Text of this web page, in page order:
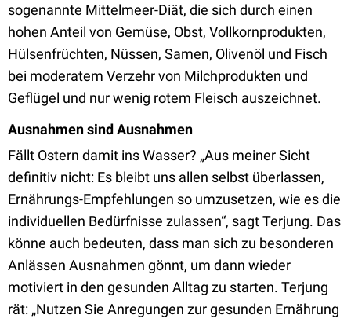
sogenannte Mittelmeer-Diät, die sich durch einen
hohen Anteil von Gemüse, Obst, Vollkornprodukten,
Hülsenfrüchten, Nüssen, Samen, Olivenöl und Fisch
bei moderatem Verzehr von Milchprodukten und
Geflügel und nur wenig rotem Fleisch auszeichnet.
Ausnahmen sind Ausnahmen
Fällt Ostern damit ins Wasser? „Aus meiner Sicht
definitiv nicht: Es bleibt uns allen selbst überlassen,
Ernährungs-Empfehlungen so umzusetzen, wie es die
individuellen Bedürfnisse zulassen“, sagt Terjung. Das
könne auch bedeuten, dass man sich zu besonderen
Anlässen Ausnahmen gönnt, um dann wieder
motiviert in den gesunden Alltag zu starten. Terjung
rät: „Nutzen Sie Anregungen zur gesunden Ernährung